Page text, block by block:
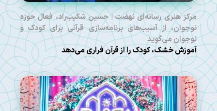
مرکز هنری رسانه‌ای نهضت | حسین شکیب‌راد، فعال حوزه
نوجوان، از آسیب‌های برنامه‌سازی قرآنی برای کودک و
نوجوان می‌گوید
آموزش خشک، کودک را از قرآن فراری می‌دهد